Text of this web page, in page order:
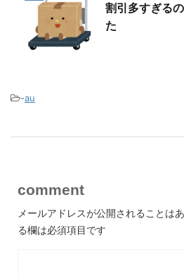
割引多すぎる
た
-au
comment
メールアドレスが公開されることはあ
る欄は必須項目です